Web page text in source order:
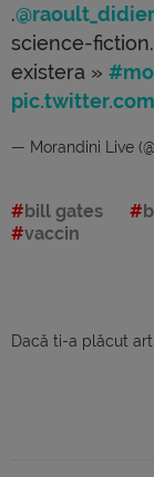
.@raoult_didier
science-
existera »
— Morandini Live
bill gates
vaccin
Dacă ti-a plăcut